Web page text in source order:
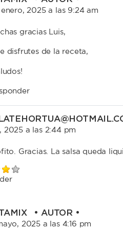
enero, 2025 a las 9:24 am
gracias Luis,
disfrutes de la receta,
2025 a las 2:44 pm
Gracias. La salsa queda
• AUTOR •
2025 a las 4:16 pm